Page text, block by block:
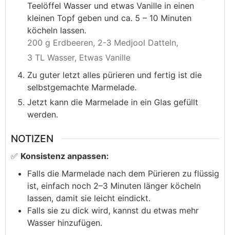
Teelöffel Wasser und etwas Vanille in einen
kleinen Topf geben und ca. 5 – 10 Minuten
köcheln lassen.
200 g Erdbeeren, 2-3 Medjool Datteln,
3 TL Wasser, Etwas Vanille
Zu guter letzt alles pürieren und fertig ist die
selbstgemachte Marmelade.
Jetzt kann die Marmelade in ein Glas gefüllt
werden.
NOTIZEN
✅ Konsistenz anpassen:
Falls die Marmelade nach dem Pürieren zu flüssig
ist, einfach noch 2–3 Minuten länger köcheln
lassen, damit sie leicht eindickt.
Falls sie zu dick wird, kannst du etwas mehr
Wasser hinzufügen.